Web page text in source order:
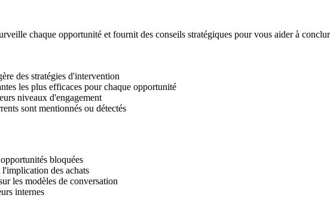
chaque opportunité et fournit des conseils stratégiques pour vous aider à
des stratégies d'intervention
les plus efficaces pour chaque opportunité
niveaux d'engagement
sont mentionnés ou détectés
bloquées
l'implication des achats
les modèles de conversation
internes